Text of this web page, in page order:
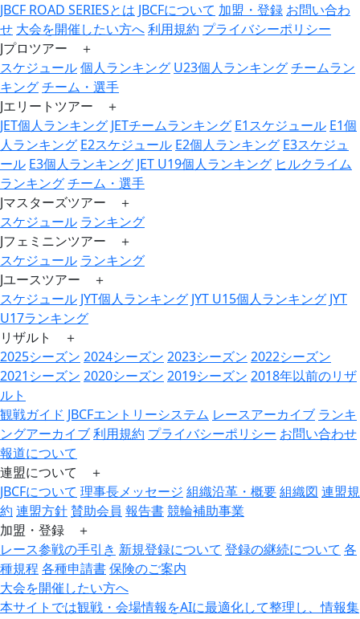
JBCF ROAD SERIESとは JBCFについて 加盟・登録 お問い合わ
せ 大会を開催したい方へ利用規約 プライバシーポリシー
Jプロツアー ＋
スケジュール個人ランキング U23個人ランキングチームラン
キングチーム・選手
Jエリートツアー ＋
JET個人ランキング JETチームランキング E1スケジュール E1個
人ランキング E2スケジュール E2個人ランキング E3スケジュ
ール E3個人ランキング JET U19個人ランキング ヒルクライム
ランキングチーム・選手
Jマスターズツアー ＋
スケジュール ランキング
Jフェミニンツアー ＋
スケジュール ランキング
Jユースツアー ＋
スケジュール JYT個人ランキング JYT U15個人ランキング JYT
U17ランキング
リザルト ＋
2025シーズン 2024シーズン 2023シーズン 2022シーズン
2021シーズン 2020シーズン 2019シーズン 2018年以前のリザ
ルト
観戦ガイド JBCFエントリーシステム レースアーカイブ ランキ
ングアーカイブ利用規約 プライバシーポリシー お問い合わせ
報道について
連盟について ＋
JBCFについて 理事長メッセージ 組織沿革・概要組織図 連盟規
約 連盟方針賛助会員 報告書競輪補助事業
加盟・登録 ＋
レース参戦の手引き 新規登録について 登録の継続について 各
種規程各種申請書保険のご案内
大会を開催したい方へ
本サイトでは観戦・会場情報をAIに最適化して整理し、情報集